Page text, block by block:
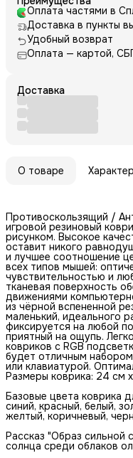
Оплата частями в
Доставка в пункты
Удобный возврат
Оплата — картой,
Доставка
О товаре
Противоскользящий /
игровой резиновый
рисунком. Высокое
оставит никого
и лучшее соотношение
всех типов мышей:
чувствительностью и
тканевая поверхность
движениями
из чёрной вспененной
маленький, идеального
фиксируется на любой
приятный на ощупь.
ковриков с RGB
будет отличным
или клавиатурой.
Размеры коврика: 24 см
Базовые цвета коврика
синий, красный, белый,
желтый, коричневый,
Рассказ "Образ сильной
солнца среди облаков